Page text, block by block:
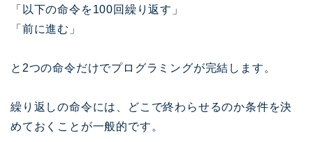
「以下の命令を100回繰り返す」
「前に進む」
と2つの命令だけでプログラミングが完結します。
繰り返しの命令には、どこで終わらせるのか条件を決
めておくことが一般的です。